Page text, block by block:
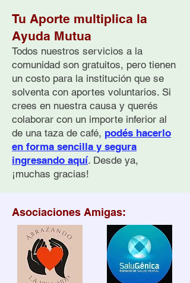
El legado de Viktor
Frankl para prevenir el
suicidio
Tu Aporte multiplica la
Ayuda Mutua
Todos nuestros servicios a la
comunidad son gratuitos, pero tienen
un costo para la institución que se
solventa con aportes voluntarios. Si
crees en nuestra causa y querés
colaborar con un importe inferior al
de una taza de café, podés hacerlo
en forma sencilla y segura
ingresando aquí. Desde ya,
¡muchas gracias!
Asociaciones Amigas: